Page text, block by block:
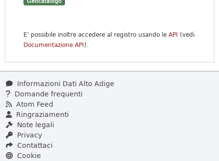
E' possibile inoltre accedere al registro usando le API (vedi
Documentazione API).
Informazioni Dati Alto Adige
Domande frequenti
Atom Feed
Ringraziamenti
Note legali
Privacy
Contattaci
Cookie